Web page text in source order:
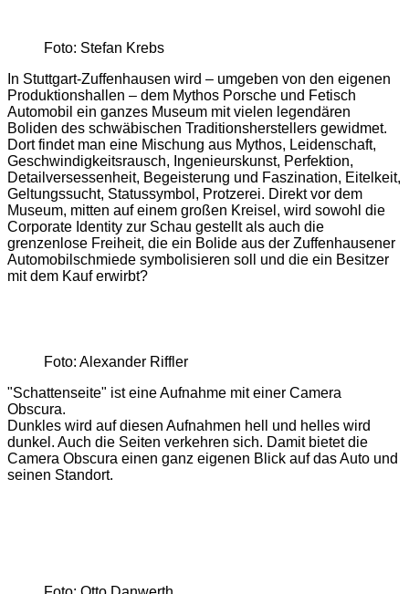
Foto: Stefan Krebs
In Stuttgart-Zuffenhausen wird – umgeben von den eigenen
Produktionshallen – dem Mythos Porsche und Fetisch
Automobil ein ganzes Museum mit vielen legendären
Boliden des schwäbischen Traditionsherstellers gewidmet.
Dort findet man eine Mischung aus Mythos, Leidenschaft,
Geschwindigkeitsrausch, Ingenieurskunst, Perfektion,
Detailversessenheit, Begeisterung und Faszination, Eitelkeit,
Geltungssucht, Statussymbol, Protzerei. Direkt vor dem
Museum, mitten auf einem großen Kreisel, wird sowohl die
Corporate Identity zur Schau gestellt als auch die
grenzenlose Freiheit, die ein Bolide aus der Zuffenhausener
Automobilschmiede symbolisieren soll und die ein Besitzer
mit dem Kauf erwirbt?
Foto: Alexander Riffler
"Schattenseite" ist eine Aufnahme mit einer Camera
Obscura.
Dunkles wird auf diesen Aufnahmen hell und helles wird
dunkel. Auch die Seiten verkehren sich. Damit bietet die
Camera Obscura einen ganz eigenen Blick auf das Auto und
seinen Standort.